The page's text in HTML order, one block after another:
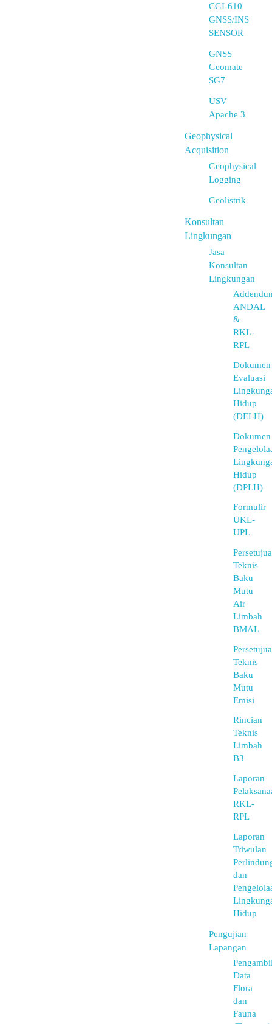
CGI-610
GNSS/INS
SENSOR
GNSS
Geomate
SG7
USV
Apache 3
Geophysical
Acquisition
Geophysical
Logging
Geolistrik
Konsultan
Lingkungan
Jasa
Konsultan
Lingkungan
ANDAL
&
RKL-
RPL
Dokumen
Evaluasi
Hidup
(DELH)
Dokumen
Hidup
(DPLH)
Formulir
UKL-
UPL
Teknis
Baku
Mutu
Air
Limbah
BMAL
Teknis
Baku
Mutu
Emisi
Rincian
Teknis
Limbah
B3
Laporan
RKL-
RPL
Laporan
Triwulan
dan
Hidup
Pengujian
Lapangan
Data
Flora
dan
Fauna